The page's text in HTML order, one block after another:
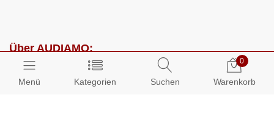
Menü Kategorien Suchen
0
Warenkorb
Über AUDIAMO:
Impressum